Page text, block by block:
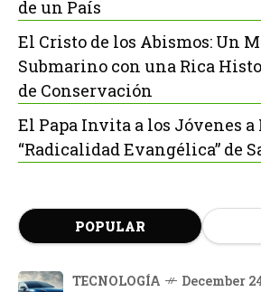
de un País
El Cristo de los Abismos: Un
Submarino con una Rica
de Conservación
El Papa Invita a los Jóvenes
“Radicalidad Evangélica” de
POPULAR
TECNOLOGÍA December